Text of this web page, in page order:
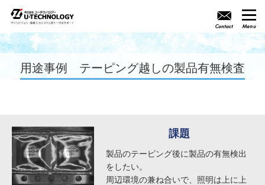
用途事例 テーピング越しの製品有無検査
課題
製品のテーピング後に製品の有無検出
をしたい。
周辺環境の兼ね合いで、照明は上に上